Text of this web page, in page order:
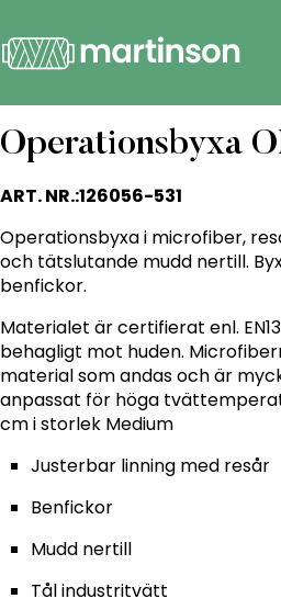
Operationsbyxa
ART. NR.:126056-531
Operationsbyxa i microfiber,
och tätslutande mudd nertill.
benfickor.
Materialet är certifierat enl.
behagligt mot huden.
material som andas och är
anpassat för höga
cm i storlek Medium
Justerbar linning med resår
Benfickor
Mudd nertill
Tål industritvätt